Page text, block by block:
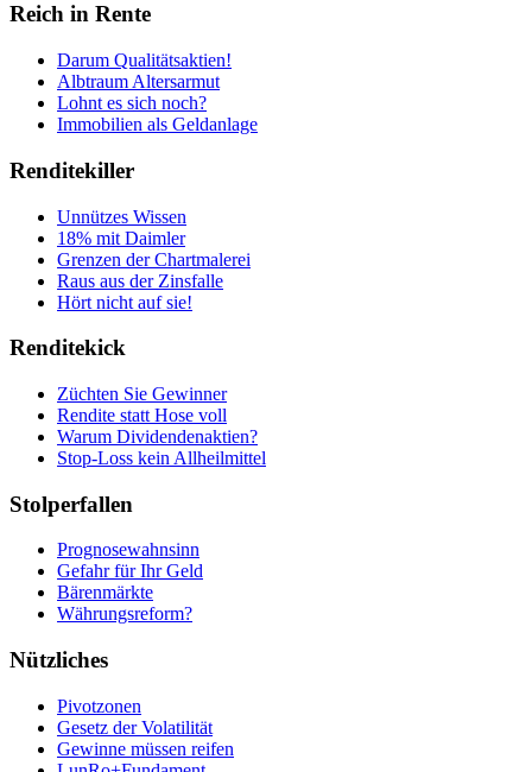
Reich in Rente
Darum Qualitätsaktien!
Albtraum Altersarmut
Lohnt es sich noch?
Immobilien als Geldanlage
Renditekiller
Unnützes Wissen
18% mit Daimler
Grenzen der Chartmalerei
Raus aus der Zinsfalle
Hört nicht auf sie!
Renditekick
Züchten Sie Gewinner
Rendite statt Hose voll
Warum Dividendenaktien?
Stop-Loss kein Allheilmittel
Stolperfallen
Prognosewahnsinn
Gefahr für Ihr Geld
Bärenmärkte
Währungsreform?
Nützliches
Pivotzonen
Gesetz der Volatilität
Gewinne müssen reifen